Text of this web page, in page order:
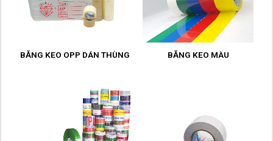
BĂNG KEO OPP DÁN THÙNG BĂNG KEO MÀU